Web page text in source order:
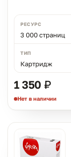
РЕСУРС
3 000 страниц
ТИП
Картридж
1 350 ₽
Нет в наличии